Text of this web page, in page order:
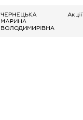
ЧЕРНЕЦЬКА
МАРИНА
ВОЛОДИМИРІВНА
Акції